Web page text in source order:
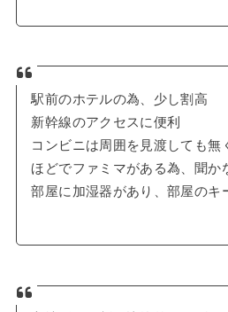
駅前のホテルの為、少し割高
新幹線のアクセスに便利
コンビニは周囲を見渡しても無
ほどでファミマがある為、聞か
部屋に加湿器があり、部屋のキ